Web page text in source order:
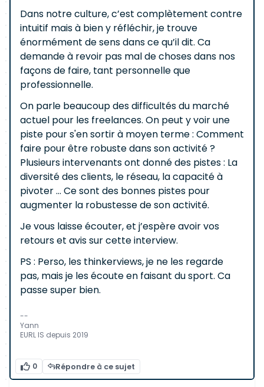
Dans notre culture, c’est complètement contre
intuitif mais à bien y réfléchir, je trouve
énormément de sens dans ce qu’il dit. Ca
demande à revoir pas mal de choses dans nos
façons de faire, tant personnelle que
professionnelle.
On parle beaucoup des difficultés du marché
actuel pour les freelances. On peut y voir une
piste pour s'en sortir à moyen terme : Comment
faire pour être robuste dans son activité ?
Plusieurs intervenants ont donné des pistes : La
diversité des clients, le réseau, la capacité à
pivoter ... Ce sont des bonnes pistes pour
augmenter la robustesse de son activité.
Je vous laisse écouter, et j’espère avoir vos
retours et avis sur cette interview.
PS : Perso, les thinkerviews, je ne les regarde
pas, mais je les écoute en faisant du sport. Ca
passe super bien.
--
Yann
EURL IS depuis 2019
0 Répondre à ce sujet